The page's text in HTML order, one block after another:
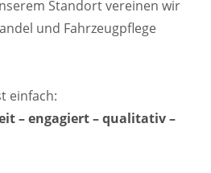
Standort vereinen wir
und Fahrzeugpflege
– engagiert – qualitativ